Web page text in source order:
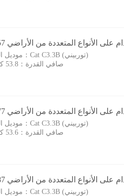
موديل المحرك：
Cat C3.3B (توربيني)
صافي القدرة： 53.8 كيلووات
موديل المحرك：
Cat C3.3B (توربيني)
صافي القدرة： 53.6 كيلووات
موديل المحرك：
Cat C3.3B (توربيني)